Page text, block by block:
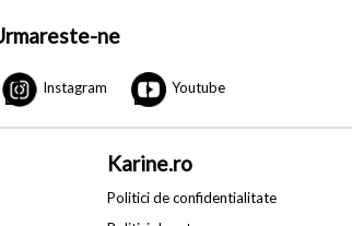
ne
Instagram Youtube
Karine.ro
Politici de confidentialitate